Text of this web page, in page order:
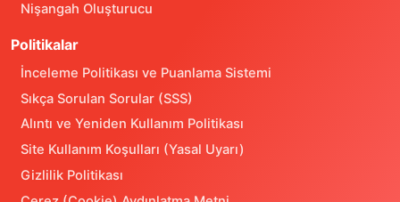
Nişangah Oluşturucu
Politikalar
İnceleme Politikası ve Puanlama Sistemi
Sıkça Sorulan Sorular (SSS)
Alıntı ve Yeniden Kullanım Politikası
Site Kullanım Koşulları (Yasal Uyarı)
Gizlilik Politikası